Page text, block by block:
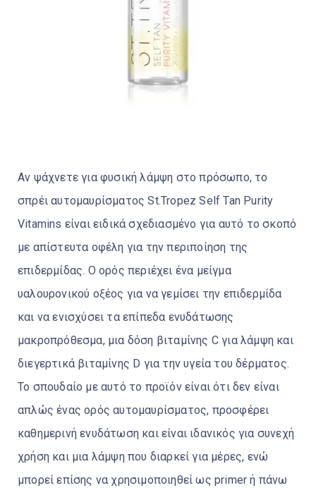
Αν ψάχνετε για φυσική λάμψη στο πρόσωπο, το
σπρέι αυτομαυρίσματος St.Tropez Self Tan Purity
Vitamins είναι ειδικά σχεδιασμένο για αυτό το σκοπό
με απίστευτα οφέλη για την περιποίηση της
επιδερμίδας. Ο ορός περιέχει ένα μείγμα
υαλουρονικού οξέος για να γεμίσει την επιδερμίδα
και να ενισχύσει τα επίπεδα ενυδάτωσης
μακροπρόθεσμα, μια δόση βιταμίνης C για λάμψη και
διεγερτικά βιταμίνης D για την υγεία του δέρματος.
Το σπουδαίο με αυτό το προϊόν είναι ότι δεν είναι
απλώς ένας ορός αυτομαυρίσματος, προσφέρει
καθημερινή ενυδάτωση και είναι ιδανικός για συνεχή
χρήση και μια λάμψη που διαρκεί για μέρες, ενώ
μπορεί επίσης να χρησιμοποιηθεί ως primer ή πάνω